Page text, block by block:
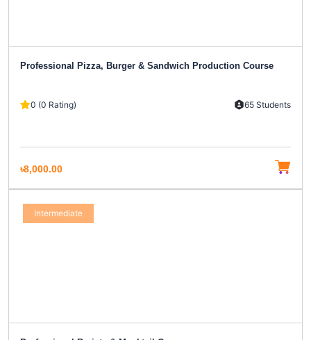
Professional Pizza, Burger & Sandwich Production Course
0 (0 Rating) 65 Students
৳8,000.00
Intermediate